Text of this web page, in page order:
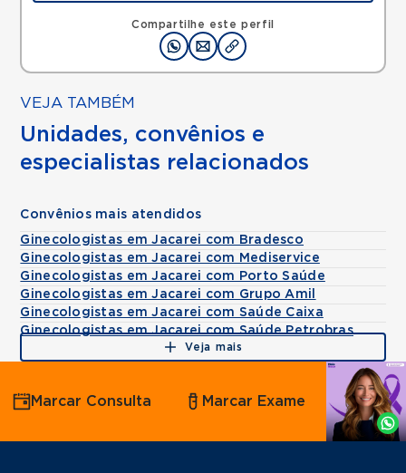
Compartilhe este perfil
Rua Quinze de Novembro, Centro, Jacarei, SP,
Mapa
VEJA TAMBÉM
Unidades, convênios e
especialistas relacionados
Convênios mais atendidos
Ginecologistas em Jacarei com Bradesco
Ginecologistas em Jacarei com Mediservice
Ginecologistas em Jacarei com Porto Saúde
Ginecologistas em Jacarei com Grupo Amil
Ginecologistas em Jacarei com Saúde Caixa
Ginecologistas em Jacarei com Saúde Petrobras
Veja mais
Agende
por
Whatsapp
Marcar Consulta Marcar Exame